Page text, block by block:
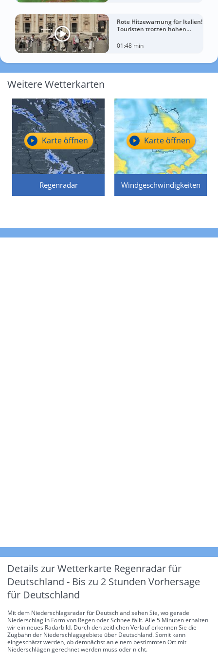
Rote Hitzewarnung für Italien!
Touristen trotzen hohen
01:48 min
Weitere Wetterkarten
Regenradar
Karte öffnen
Windgeschwindigkeiten
Karte öffnen
Details zur Wetterkarte Regenradar für
Deutschland - Bis zu 2 Stunden Vorhersage
für Deutschland
Mit dem Niederschlagsradar für Deutschland sehen Sie, wo gerade
Niederschlag in Form von Regen oder Schnee fällt. Alle 5 Minuten erhalten
wir ein neues Radarbild. Durch den zeitlichen Verlauf erkennen Sie die
Zugbahn der Niederschlagsgebiete über Deutschland. Somit kann
eingeschätzt werden, ob demnächst an einem bestimmten Ort mit
Niederschlägen gerechnet werden muss oder nicht.